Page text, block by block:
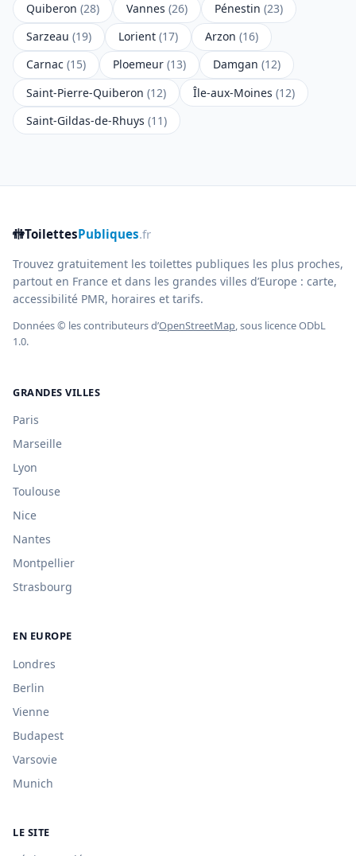
Quiberon (28) Vannes (26) Pénestin (23)
Sarzeau (19) Lorient (17) Arzon (16)
Carnac (15) Ploemeur (13) Damgan (12)
Saint-Pierre-Quiberon (12) Île-aux-Moines (12)
Saint-Gildas-de-Rhuys (11)
🚻ToilettesPubliques.fr
Trouvez gratuitement les toilettes publiques les plus proches,
partout en France et dans les grandes villes d’Europe : carte,
accessibilité PMR, horaires et tarifs.
Données © les contributeurs d’OpenStreetMap, sous licence ODbL
1.0.
GRANDES VILLES
Paris
Marseille
Lyon
Toulouse
Nice
Nantes
Montpellier
Strasbourg
EN EUROPE
Londres
Berlin
Vienne
Budapest
Varsovie
Munich
LE SITE